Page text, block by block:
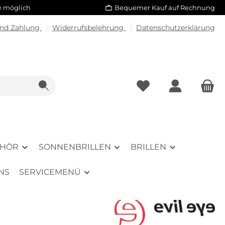
möglich Bequemer Kauf auf Rechnung
Zahlung Widerrufsbelehrung Datenschutzerklärung
SONNENBRILLEN BRILLEN
SERVICEMENÜ